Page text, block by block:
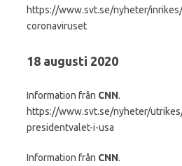
https://www.svt.se/nyheter/
coronaviruset
18 augusti 2020
Information från CNN.
https://www.svt.se/nyheter/
presidentvalet-i-usa
Information från CNN.